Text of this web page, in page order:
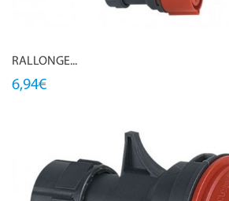
RALLONGE...
6,94€